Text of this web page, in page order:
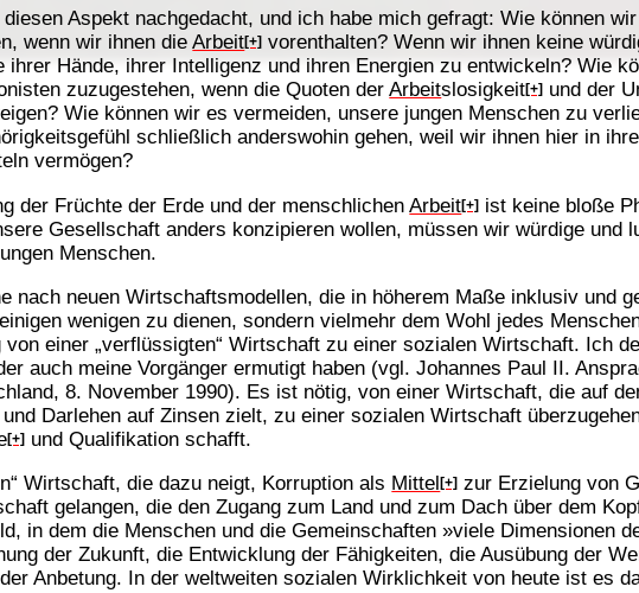
Aspekt nachgedacht, und ich habe mich gefragt: Wie können
wenn wir ihnen dieArbeit[+] vorenthalten? Wenn wir ihnen keine
Hände, ihrer Intelligenz und ihren Energien zu entwickeln? Wie
zuzugestehen, wenn die Quoten derArbeitslosigkeit[+] und der
Wie können wir es vermeiden, unsere jungen Menschen zu
schließlich anderswohin gehen, weil wir ihnen hier in
vermögen?
der Früchte der Erde und der menschlichenArbeit[+] ist keine bloße
Gesellschaft anders konzipieren wollen, müssen wir würdige und
Menschen.
nach neuen Wirtschaftsmodellen, die in höherem Maße inklusiv und
wenigen zu dienen, sondern vielmehr dem Wohl jedes
von einer „verflüssigten“ Wirtschaft zu einer sozialen Wirtschaft. Ich
auch meine Vorgänger ermutigt haben (vgl. Johannes Paul II.
8. November 1990). Es ist nötig, von einer Wirtschaft, die auf
Darlehen auf Zinsen zielt, zu einer sozialen Wirtschaft
[+] und Qualifikation schafft.
Wirtschaft, die dazu neigt, Korruption als Mittel[+] zur Erzielung von
gelangen, die den Zugang zum Land und zum Dach über dem
in dem die Menschen und die Gemeinschaften »viele Dimensionen
der Zukunft, die Entwicklung der Fähigkeiten, die Ausübung der
Anbetung. In der weltweiten sozialen Wirklichkeit von heute ist es